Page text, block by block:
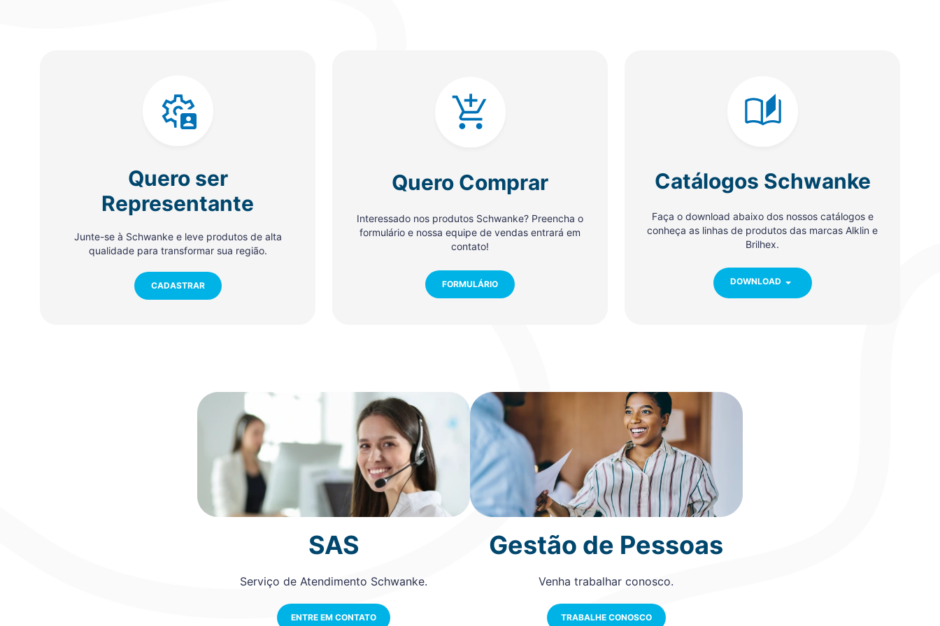
Quero ser
Representante
Junte-se à Schwanke e leve produtos de alta
qualidade para transformar sua região.
CADASTRAR
Quero Comprar
Interessado nos produtos Schwanke? Preencha o
formulário e nossa equipe de vendas entrará em
contato!
FORMULÁRIO
Catálogos Schwanke
Faça o download abaixo dos nossos catálogos e
conheça as linhas de produtos das marcas Alklin e
Brilhex.
DOWNLOAD
SAS
Serviço de Atendimento Schwanke.
ENTRE EM CONTATO
Gestão de Pessoas
Venha trabalhar conosco.
TRABALHE CONOSCO